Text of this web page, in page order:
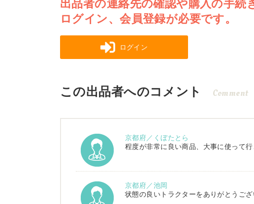
出品者の連絡先の確認や購入の手続
ログイン、会員登録が必要です。
ログイン
この出品者へのコメント Comment
京都府／くぼたとら
程度が非常に良い商品、大事に使って
京都府／池岡
状態の良いトラクターをありがとうござ